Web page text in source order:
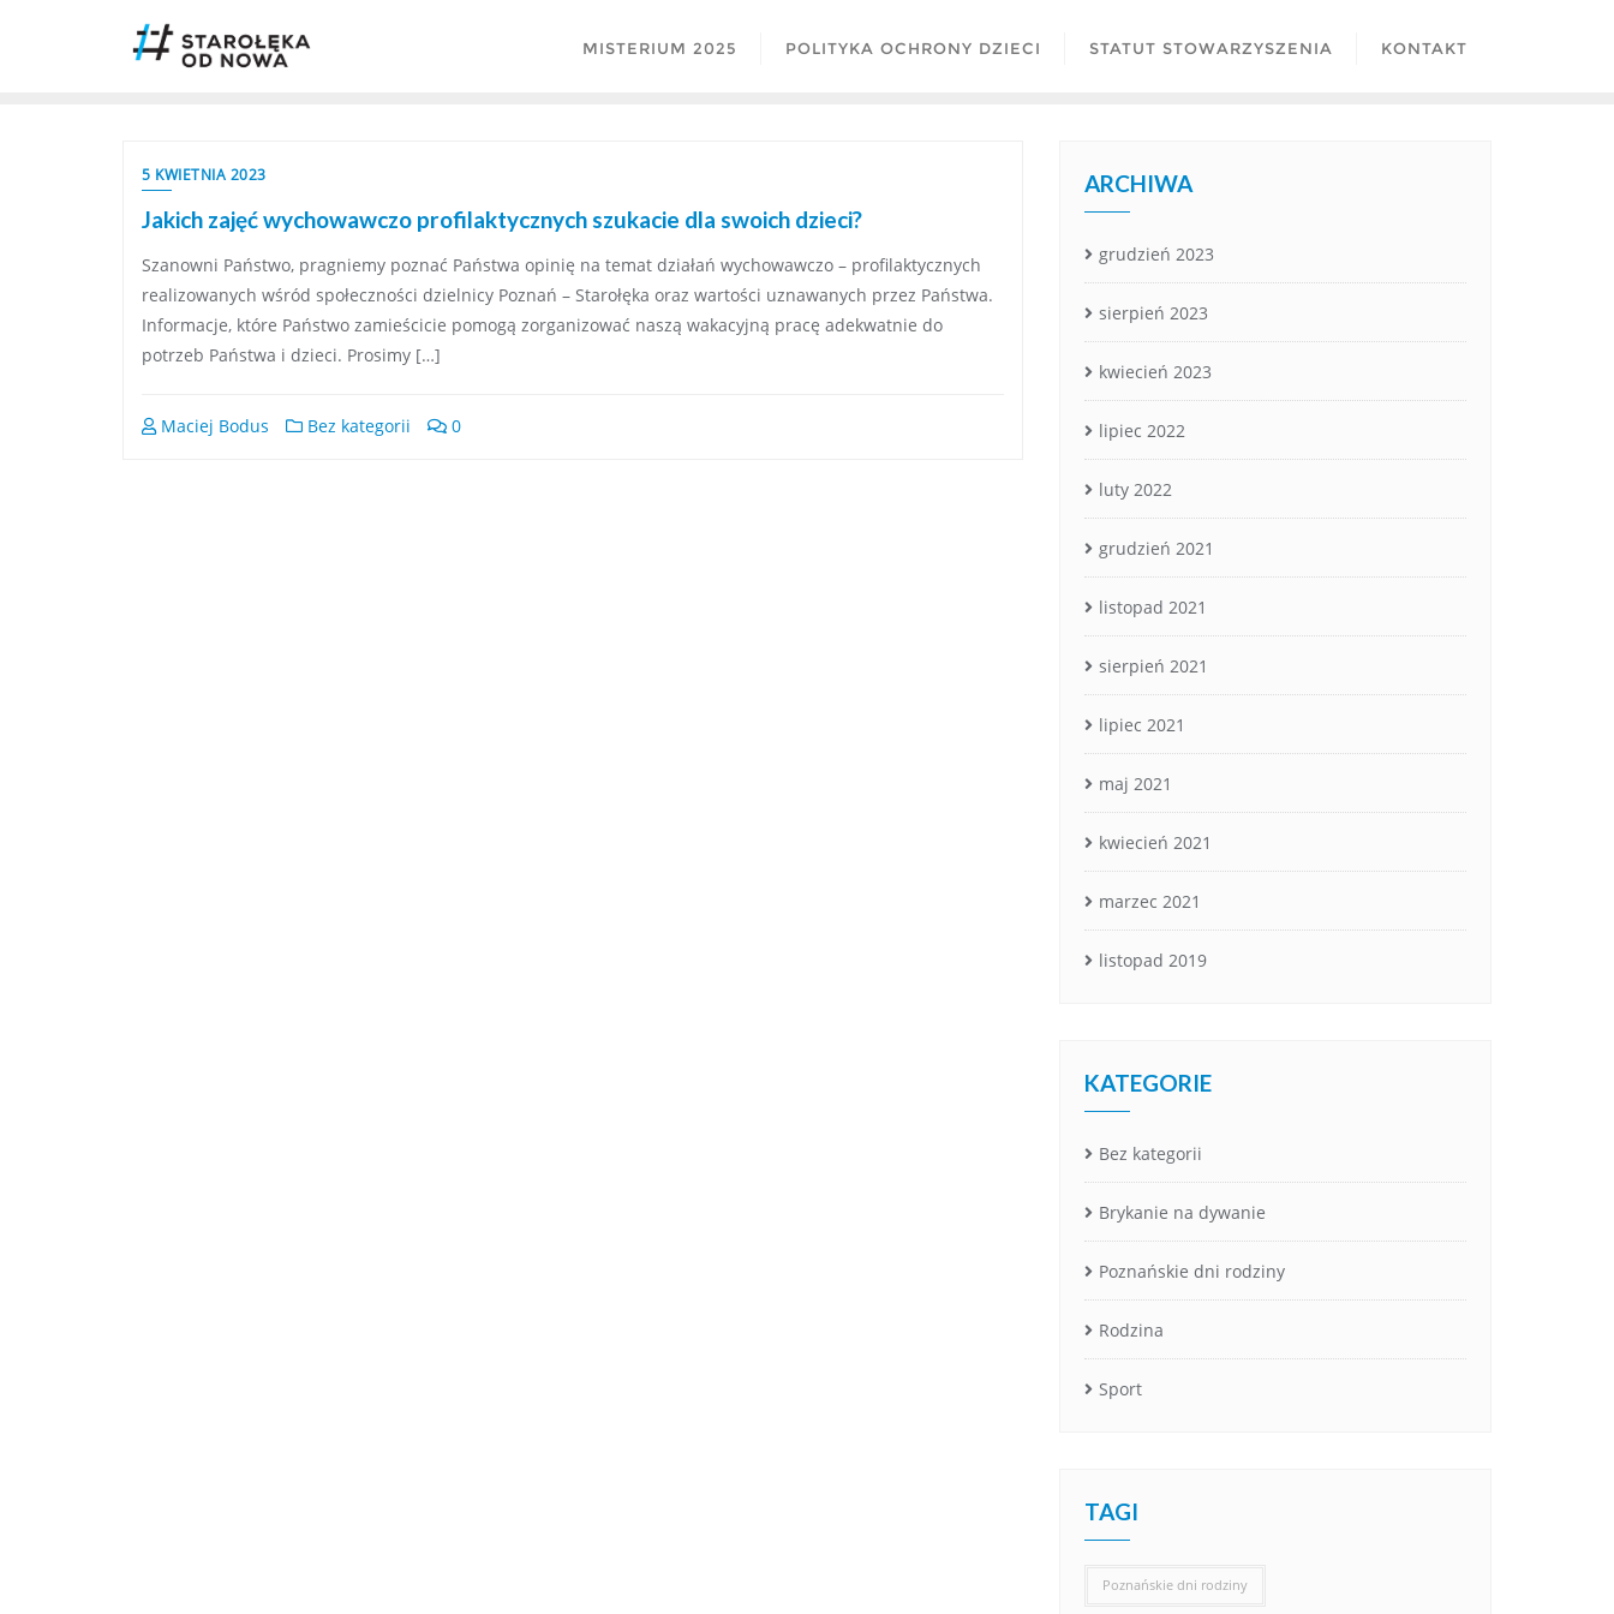
MISTERIUM 2025 POLITYKA OCHRONY DZIECI STATUT STOWARZYSZENIA KONTAKT
5 KWIETNIA 2023
Jakich zajęć wychowawczo profilaktycznych szukacie dla swoich dzieci?
Szanowni Państwo, pragniemy poznać Państwa opinię na temat działań wychowawczo – profilaktycznych
realizowanych wśród społeczności dzielnicy Poznań – Starołęka oraz wartości uznawanych przez Państwa.
Informacje, które Państwo zamieścicie pomogą zorganizować naszą wakacyjną pracę adekwatnie do
potrzeb Państwa i dzieci. Prosimy […]
Maciej Bodus Bez kategorii 0
ARCHIWA
grudzień 2023
sierpień 2023
kwiecień 2023
lipiec 2022
luty 2022
grudzień 2021
listopad 2021
sierpień 2021
lipiec 2021
maj 2021
kwiecień 2021
marzec 2021
listopad 2019
KATEGORIE
Bez kategorii
Brykanie na dywanie
Poznańskie dni rodziny
Rodzina
Sport
TAGI
Poznańskie dni rodziny